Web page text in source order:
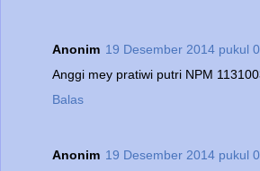
Anonim 19 Desember 2014 pukul
Anggi mey pratiwi putri NPM
Balas
Anonim 19 Desember 2014 pukul